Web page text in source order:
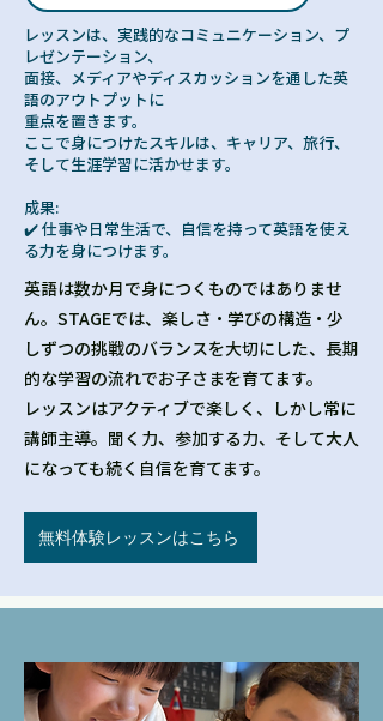
レッスンは、実践的なコミュニケーション、プ
レゼンテーション、
面接、メディアやディスカッションを通した英
語のアウトプットに
重点を置きます。
ここで身につけたスキルは、キャリア、旅行、
そして生涯学習に活かせます。
成果:
✔️ 仕事や日常生活で、自信を持って英語を使え
る力を身につけます。
英語は数か月で身につくものではありませ
ん。STAGEでは、楽しさ・学びの構造・少
しずつの挑戦のバランスを大切にした、長期
的な学習の流れでお子さまを育てます。
レッスンはアクティブで楽しく、しかし常に
講師主導。聞く力、参加する力、そして大人
になっても続く自信を育てます。
無料体験レッスンはこちら